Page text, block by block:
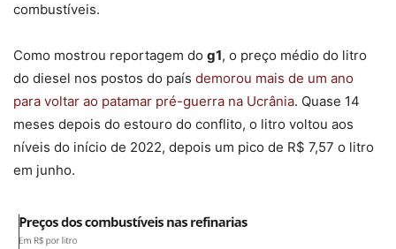
combustíveis.
Como mostrou reportagem do g1, o preço médio do litro
do diesel nos postos do país demorou mais de um ano
para voltar ao patamar pré-guerra na Ucrânia. Quase 14
meses depois do estouro do conflito, o litro voltou aos
níveis do início de 2022, depois um pico de R$ 7,57 o litro
em junho.